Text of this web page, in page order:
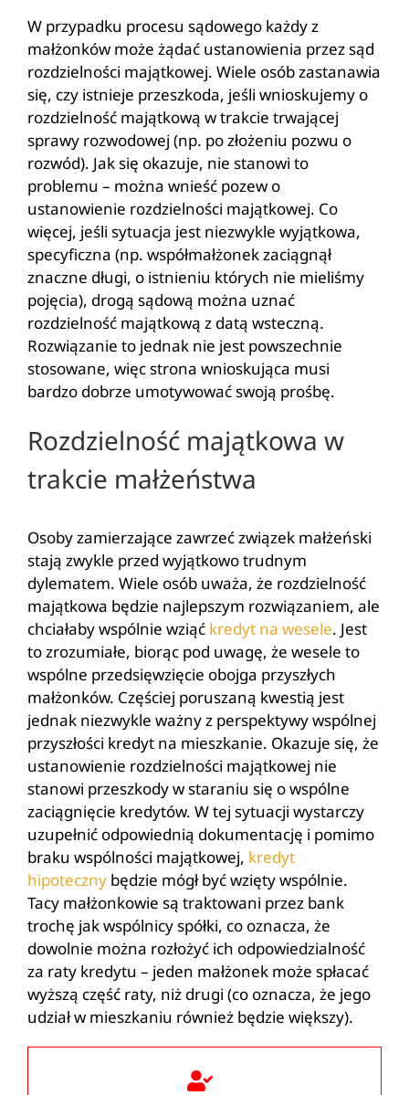
W przypadku procesu sądowego każdy z
małżonków może żądać ustanowienia przez sąd
rozdzielności majątkowej. Wiele osób zastanawia
się, czy istnieje przeszkoda, jeśli wnioskujemy o
rozdzielność majątkową w trakcie trwającej
sprawy rozwodowej (np. po złożeniu pozwu o
rozwód). Jak się okazuje, nie stanowi to
problemu – można wnieść pozew o
ustanowienie rozdzielności majątkowej. Co
więcej, jeśli sytuacja jest niezwykle wyjątkowa,
specyficzna (np. współmałżonek zaciągnął
znaczne długi, o istnieniu których nie mieliśmy
pojęcia), drogą sądową można uznać
rozdzielność majątkową z datą wsteczną.
Rozwiązanie to jednak nie jest powszechnie
stosowane, więc strona wnioskująca musi
bardzo dobrze umotywować swoją prośbę.
Rozdzielność majątkowa w
trakcie małżeństwa
Osoby zamierzające zawrzeć związek małżeński
stają zwykle przed wyjątkowo trudnym
dylematem. Wiele osób uważa, że rozdzielność
majątkowa będzie najlepszym rozwiązaniem, ale
chciałaby wspólnie wziąć kredyt na wesele. Jest
to zrozumiałe, biorąc pod uwagę, że wesele to
wspólne przedsięwzięcie obojga przyszłych
małżonków. Częściej poruszaną kwestią jest
jednak niezwykle ważny z perspektywy wspólnej
przyszłości kredyt na mieszkanie. Okazuje się, że
ustanowienie rozdzielności majątkowej nie
stanowi przeszkody w staraniu się o wspólne
zaciągnięcie kredytów. W tej sytuacji wystarczy
uzupełnić odpowiednią dokumentację i pomimo
braku wspólności majątkowej, kredyt
hipoteczny będzie mógł być wzięty wspólnie.
Tacy małżonkowie są traktowani przez bank
trochę jak wspólnicy spółki, co oznacza, że
dowolnie można rozłożyć ich odpowiedzialność
za raty kredytu – jeden małżonek może spłacać
wyższą część raty, niż drugi (co oznacza, że jego
udział w mieszkaniu również będzie większy).